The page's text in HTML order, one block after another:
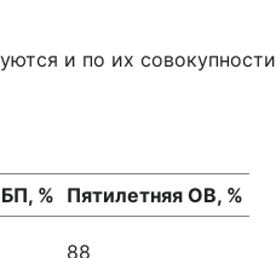
и по их совокупности
%
Пятилетняя ОВ, %
88